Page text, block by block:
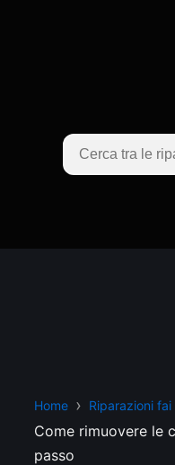
Home Riparazioni
Come rimuovere le
passo